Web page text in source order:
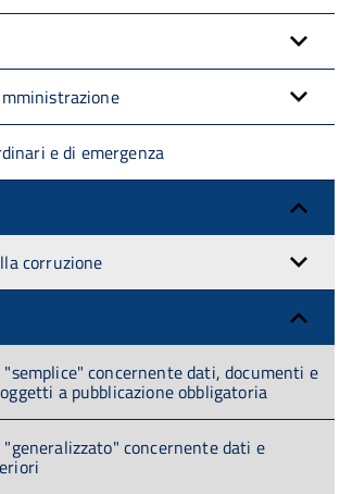
e di emergenza
corruzione
"semplice" concernente dati, documenti e
a pubblicazione obbligatoria
"generalizzato" concernente dati e